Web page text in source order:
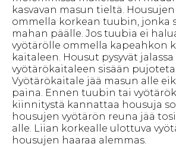
kasvavan masun tieltä.
ommella korkean tuubin, jonka
mahan päälle. Jos tuubia ei
vyötärölle ommella kapeahkon
kaitaleen. Housut pysyvät
vyötärökaitaleen sisään
Vyötärökaitale jää masun alle
paina. Ennen tuubin tai
kiinnitystä kannattaa housuja
housujen vyötärön reuna jää
alle. Liian korkealle ulottuva
housujen haaraa alemmas.